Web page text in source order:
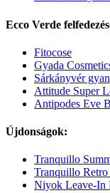
Ecco Verde
Fitocose
Gyada
Sárkányvér
Attitude Super
Antipodes Eve
Újdonságok:
Tranquillo
Tranquillo
Niyok Leave-In